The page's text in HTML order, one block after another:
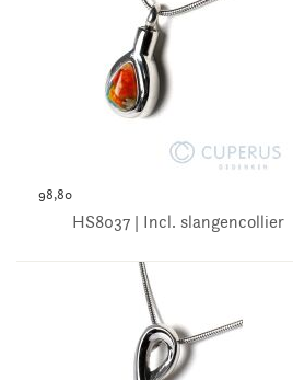
98,80
HS8037 | Incl. slangencollier